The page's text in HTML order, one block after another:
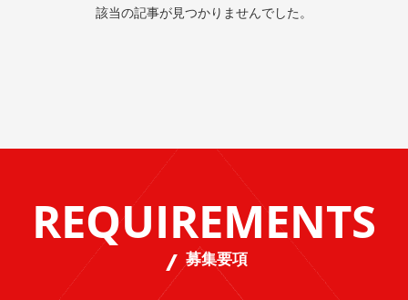
該当の記事が見つかりませんでした。
REQUIREMENTS
募集要項